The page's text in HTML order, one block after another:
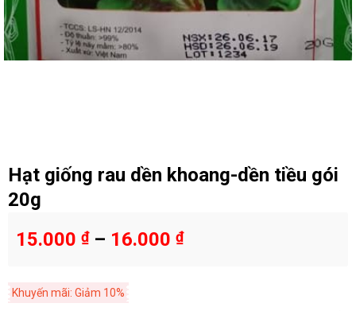
Hạt giống rau dền khoang-dền tiều gói
20g
15.000 ₫– 16.000 ₫
Khuyến mãi: Giảm 10%